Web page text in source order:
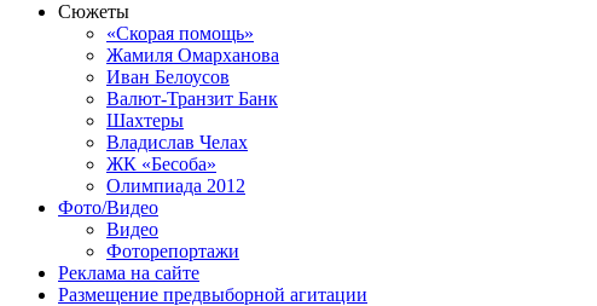
Сюжеты
«Скорая помощь»
Жамиля Омарханова
Иван Белоусов
Валют-Транзит Банк
Шахтеры
Владислав Челах
ЖК «Бесоба»
Олимпиада 2012
Фото/Видео
Видео
Фоторепортажи
Реклама на сайте
Размещение предвыборной агитации